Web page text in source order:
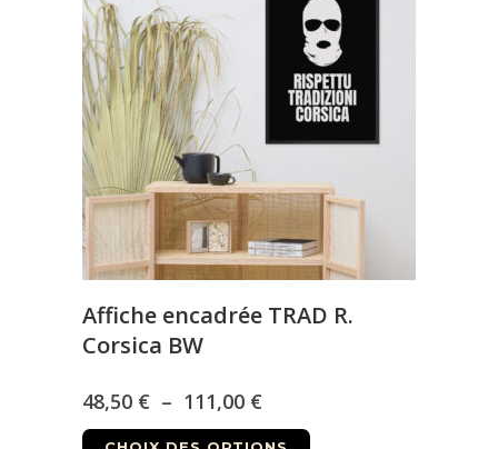
111,00 €
Les
options
peuvent
être
choisies
la
page
du
produit
Affiche encadrée TRAD R.
Corsica BW
48,50 € – 111,00 €Plage
de
Ce